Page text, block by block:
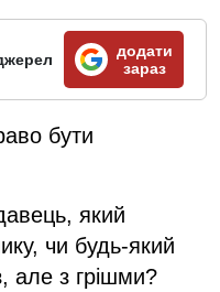
додати
зараз
бути
який
чи будь-який
але з грішми?